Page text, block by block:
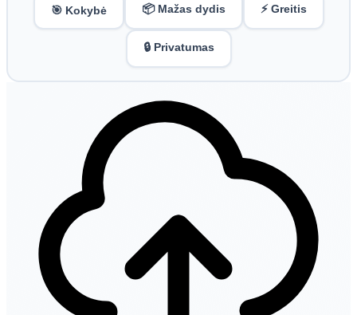
🎯 Kokybė 📦 Mažas dydis ⚡ Greitis
🔒 Privatumas